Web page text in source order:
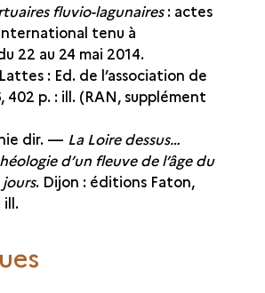
fluvio-lagunaires: actes
tenu à
22 au 24 mai 2014.
: Ed. de l’association de
402 p. : ill. (RAN, supplément
dir. — La Loire dessus…
d’un fleuve de l’âge du
jours. Dijon : éditions Faton,
ill.